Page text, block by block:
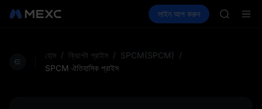
স্পট ফিউচার UNITREE আয়
সাইন আপ করুন
HFT
হোম / ক্রিপ্টো প্রাইস / SPCM(SPCM)
/
SPCM ঐতিহাসিক প্রাইস